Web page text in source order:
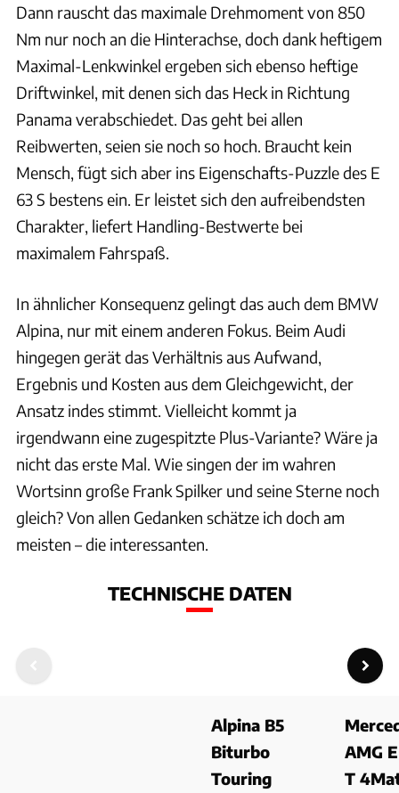
Dann rauscht das maximale Drehmoment von 850
Nm nur noch an die Hinterachse, doch dank heftigem
Maximal-Lenkwinkel ergeben sich ebenso heftige
Driftwinkel, mit denen sich das Heck in Richtung
Panama verabschiedet. Das geht bei allen
Reibwerten, seien sie noch so hoch. Braucht kein
Mensch, fügt sich aber ins Eigenschafts-Puzzle des E
63 S bestens ein. Er leistet sich den aufreibendsten
Charakter, liefert Handling-Bestwerte bei
maximalem Fahrspaß.
In ähnlicher Konsequenz gelingt das auch dem BMW
Alpina, nur mit einem anderen Fokus. Beim Audi
hingegen gerät das Verhältnis aus Aufwand,
Ergebnis und Kosten aus dem Gleichgewicht, der
Ansatz indes stimmt. Vielleicht kommt ja
irgendwann eine zugespitzte Plus-Variante? Wäre ja
nicht das erste Mal. Wie singen der im wahren
Wortsinn große Frank Spilker und seine Sterne noch
gleich? Von allen Gedanken schätze ich doch am
meisten – die interessanten.
TECHNISCHE DATEN
Alpina B5
Biturbo
Touring
AMG
T